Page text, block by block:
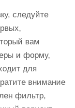
следуйте
вам
и форму,
для
внимание
фильтр,